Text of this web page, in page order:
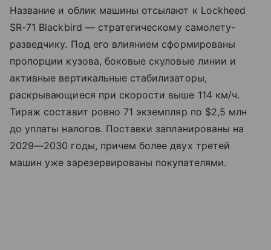
Название и облик машины отсылают к Lockheed
SR-71 Blackbird — стратегическому самолету-
разведчику. Под его влиянием сформированы
пропорции кузова, боковые скуловые линии и
активные вертикальные стабилизаторы,
раскрывающиеся при скорости выше 114 км/ч.
Тираж составит ровно 71 экземпляр по $2,5 млн
до уплаты налогов. Поставки запланированы на
2029—2030 годы, причем более двух третей
машин уже зарезервированы покупателями.